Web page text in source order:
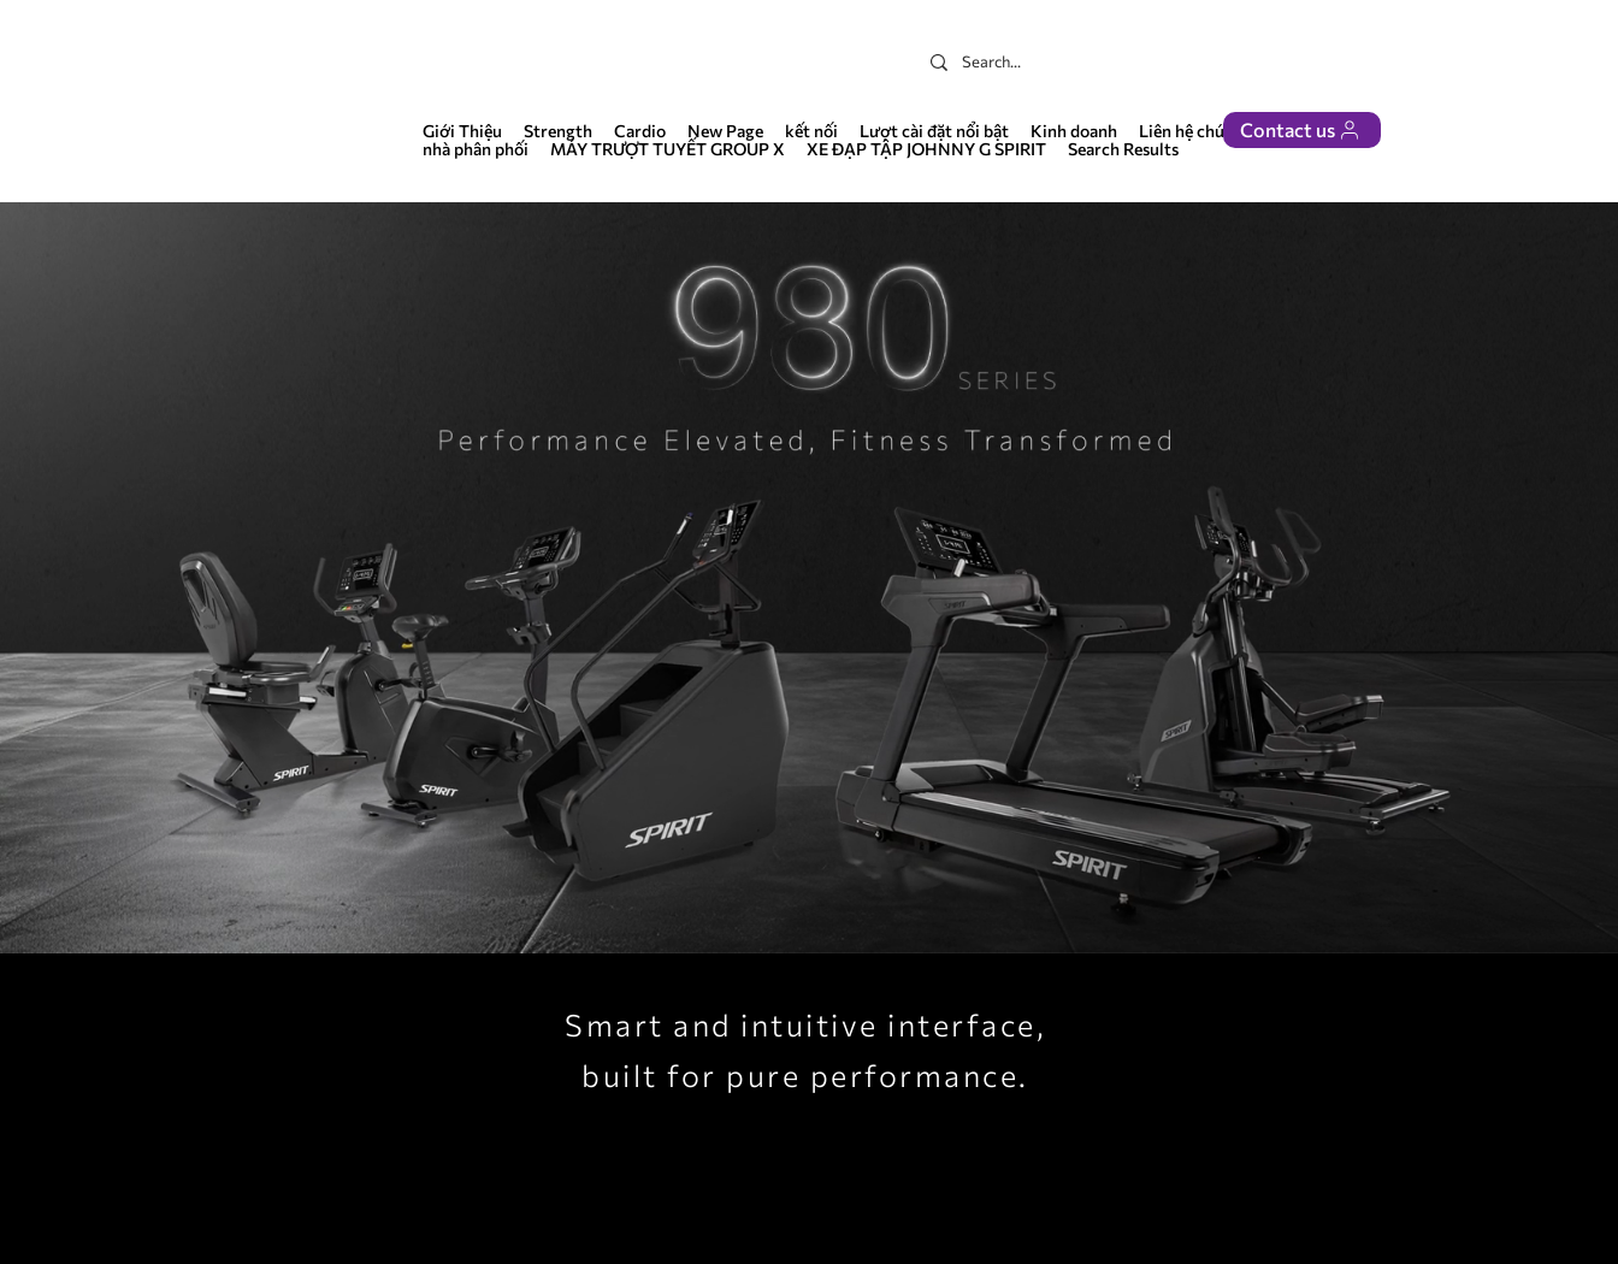
Giới Thiệu Strength Cardio New Page kết nối Lượt cài đặt nổi bật Kinh doanh
Liên hệ chúng tôi
nhà phân phối
MÁY TRƯỢT TUYẾT GROUP X XE ĐẠP TẬP JOHNNY G SPIRIT Search Results
Contact us
Smart and intuitive interface,
built for pure performance.